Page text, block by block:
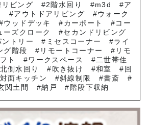
リビング 2階水回り m3d
ア
アウトドアリビング
ウォーク
ウッドデッキ カーポート
コー
ーズクローク
セカンドリビング
ントリー ミセスコーナー
ライ
グ階段 リモートコーナー
リモ
ト ワークスペース
二世帯住
北側水回り 吹き抜け 和室
回
対面キッチン 斜線制限
書斎
関土間 納戸 階段下収納